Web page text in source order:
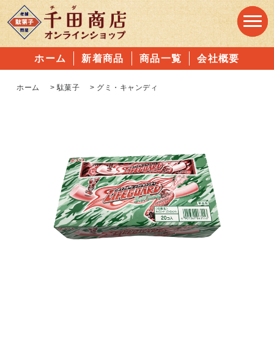
ホーム 新着商品 商品一覧 会社概要
ホーム > 駄菓子 > グミ・キャンディ